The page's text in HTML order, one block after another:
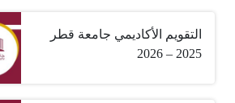
التقويم الأكاديمي جامعة قطر
2025 – 2026